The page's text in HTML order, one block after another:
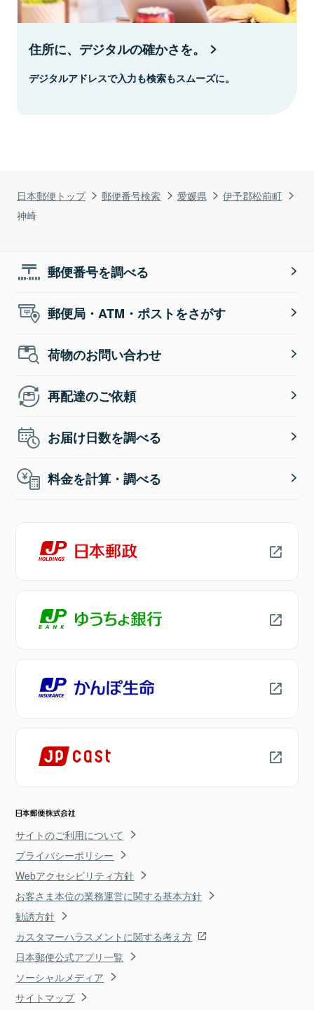
日本郵便トップ 郵便番号検索 愛媛県
伊予郡松前町
神崎
住所に、デジタルの確かさを。
デジタルアドレスで入力も検索もスムーズに。
郵便番号を調べる
郵便局・ATM・ポストをさがす
荷物のお問い合わせ
再配達のご依頼
お届け日数を調べる
料金を計算・調べる
サイトのご利用について
プライバシーポリシー
Webアクセシビリティ方針
お客さま本位の業務運営に関する基本方針
勧誘方針
カスタマーハラスメントに関する考え方
日本郵便公式アプリ一覧
ソーシャルメディア
サイトマップ